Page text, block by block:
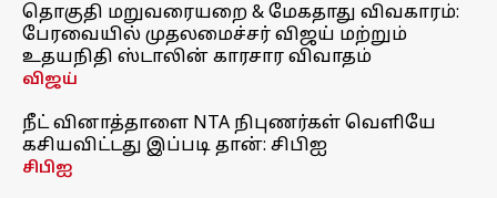
தொகுதி மறுவரையறை & மேகதாது விவகாரம்:
பேரவையில் முதலமைச்சர் விஜய் மற்றும்
உதயநிதி ஸ்டாலின் காரசார விவாதம்
விஜய்
நீட் வினாத்தாளை NTA நிபுணர்கள் வெளியே
கசியவிட்டது இப்படி தான்: சிபிஐ
சிபிஐ